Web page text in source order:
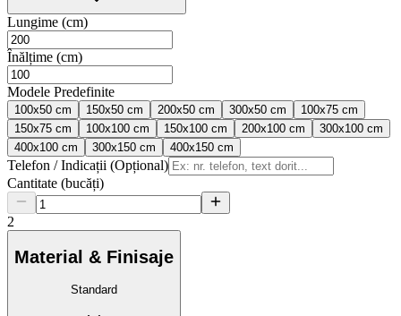
Lungime (cm)
Înălțime (cm)
Modele Predefinite
100x50 cm 150x50 cm 200x50 cm 300x50 cm
100x75 cm
150x75 cm
100x100 cm 150x100 cm 200x100 cm
300x100 cm
400x100 cm
300x150 cm 400x150 cm
Telefon / Indicații (Opțional)
Cantitate (bucăți)
2
Material & Finisaje
Standard